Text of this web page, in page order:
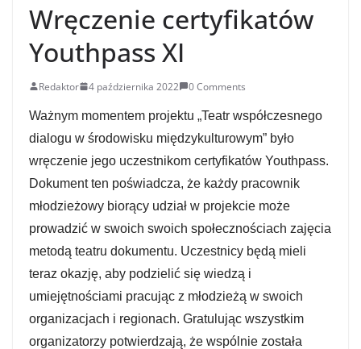
Wręczenie certyfikatów
Youthpass XI
Redaktor 4 października 2022 0 Comments
Ważnym momentem projektu „Teatr współczesnego
dialogu w środowisku międzykulturowym” było
wręczenie jego uczestnikom certyfikatów Youthpass.
Dokument ten poświadcza, że każdy pracownik
młodzieżowy biorący udział w projekcie może
prowadzić w swoich swoich społecznościach zajęcia
metodą teatru dokumentu. Uczestnicy będą mieli
teraz okazję, aby podzielić się wiedzą i
umiejętnościami pracując z młodzieżą w swoich
organizacjach i regionach. Gratulując wszystkim
organizatorzy potwierdzają, że wspólnie została